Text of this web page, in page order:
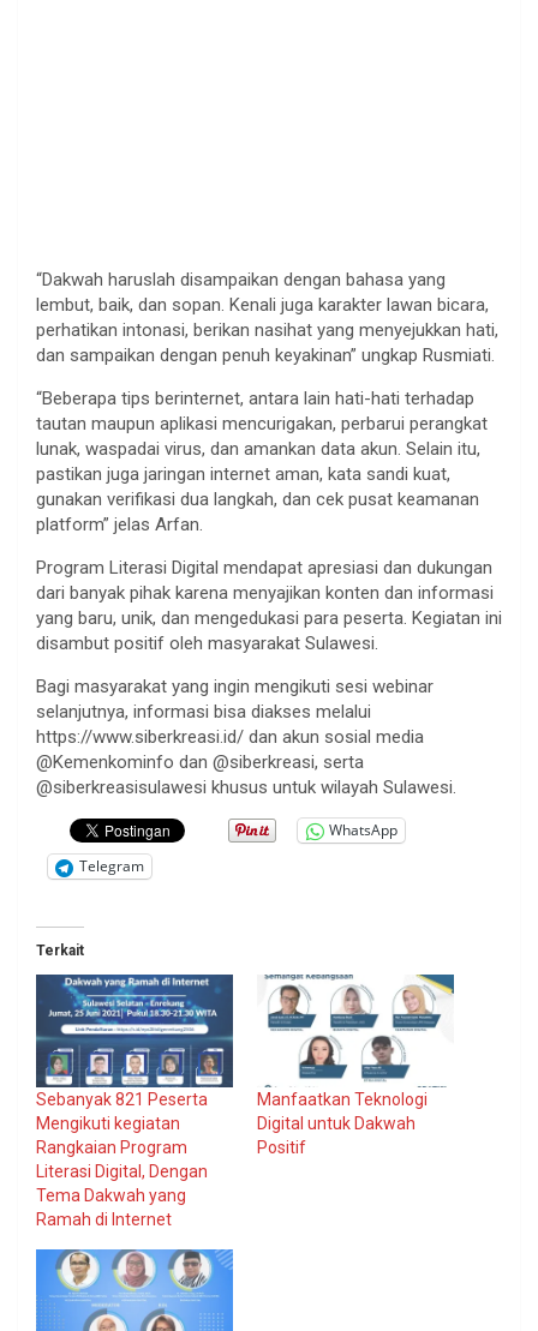
“Dakwah haruslah disampaikan dengan bahasa yang
lembut, baik, dan sopan. Kenali juga karakter lawan bicara,
perhatikan intonasi, berikan nasihat yang menyejukkan hati,
dan sampaikan dengan penuh keyakinan” ungkap Rusmiati.
“Beberapa tips berinternet, antara lain hati-hati terhadap
tautan maupun aplikasi mencurigakan, perbarui perangkat
lunak, waspadai virus, dan amankan data akun. Selain itu,
pastikan juga jaringan internet aman, kata sandi kuat,
gunakan verifikasi dua langkah, dan cek pusat keamanan
platform” jelas Arfan.
Program Literasi Digital mendapat apresiasi dan dukungan
dari banyak pihak karena menyajikan konten dan informasi
yang baru, unik, dan mengedukasi para peserta. Kegiatan ini
disambut positif oleh masyarakat Sulawesi.
Bagi masyarakat yang ingin mengikuti sesi webinar
selanjutnya, informasi bisa diakses melalui
https://www.siberkreasi.id/ dan akun sosial media
@Kemenkominfo dan @siberkreasi, serta
@siberkreasisulawesi khusus untuk wilayah Sulawesi.
WhatsApp
Telegram
Terkait
Sebanyak 821 Peserta
Mengikuti kegiatan
Rangkaian Program
Literasi Digital, Dengan
Tema Dakwah yang
Ramah di Internet
Manfaatkan Teknologi
Digital untuk Dakwah
Positif